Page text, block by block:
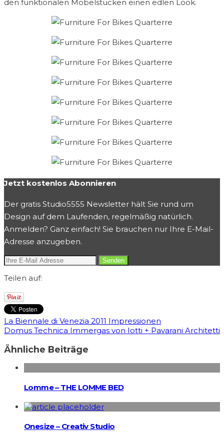
den funktionalen Möbelstücken einen edlen Look.
Jetzt kostenlos Abonnieren
Der gratis Studio5555 Newsletter hält Sie rund um
Design auf dem Laufenden, regelmäßig natürlich.
Anmelden? Ganz einfach! Sie brauchen nur Ihre E-Mail-
Adresse anzugeben.
Teilen auf:
La Biennale di Venezia 2011 Impressionen
Domus Technica Immergas von Iotti + Pavarani Architetti
Ähnliche Beiträge
Lomme – THE LOMME BED
Onesize – Creativ Studio